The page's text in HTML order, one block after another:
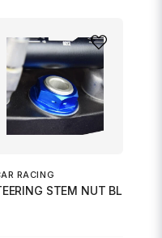
RACING
STEM NUT BL